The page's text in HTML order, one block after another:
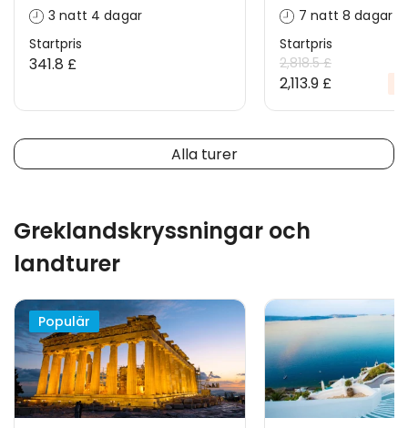
3 natt 4 dagar
Startpris
341.8 £
7 natt 8 dagar
Startpris
2,818.5 £
2,113.9 £
Alla turer
Greklandskryssningar och
landturer
Populär